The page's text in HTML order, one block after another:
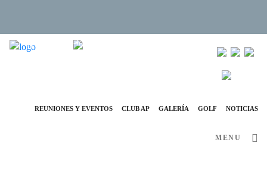
info@ap-hotelsresorts.com
REUNIONES Y EVENTOS CLUB AP GALERÍA GOLF NOTICIAS
MENU